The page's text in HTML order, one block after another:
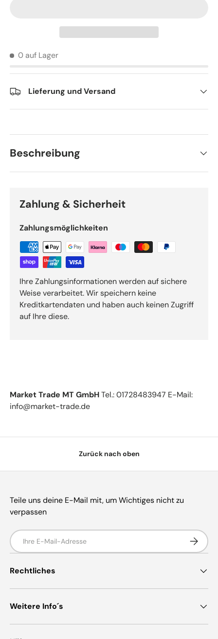
0 auf Lager
Lieferung und Versand
Beschreibung
Zahlung & Sicherheit
Zahlungsmöglichkeiten
Ihre Zahlungsinformationen werden auf sichere
Weise verarbeitet. Wir speichern keine
Kreditkartendaten und haben auch keinen Zugriff
auf Ihre diese.
Market Trade MT GmbHTel.: 01728483947 E-Mail:
info@market-trade.de
Zurück nach oben
Teile uns deine E-Mail mit, um Wichtiges nicht zu
verpassen
E-Mail
Rechtliches
Weitere Info´s